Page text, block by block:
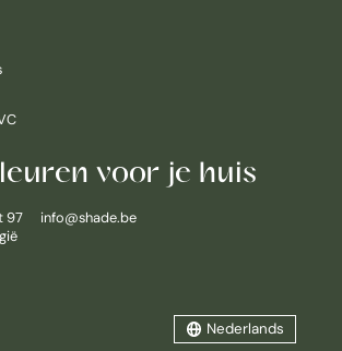
voor je huis
97
info@shade.be
Nederlands